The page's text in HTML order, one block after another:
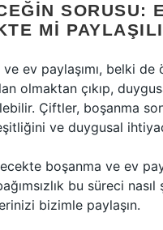
SORUSU:
MI
ve ev paylaşımı, belki
olmaktan çıkıp,
Çiftler, boşanma
ve duygusal
boşanma ve ev
bu süreci
bizimle paylaşın.